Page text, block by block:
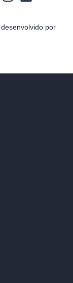
desenvolvido por